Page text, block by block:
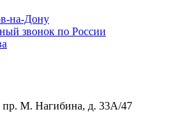
на-Дону
звонок по России
пр. М. Нагибина, д. 33А/47